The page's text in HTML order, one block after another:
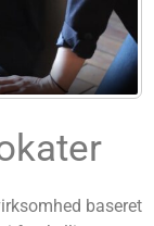
Hooge
baseret